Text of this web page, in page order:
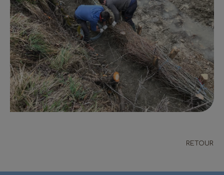
RETOUR